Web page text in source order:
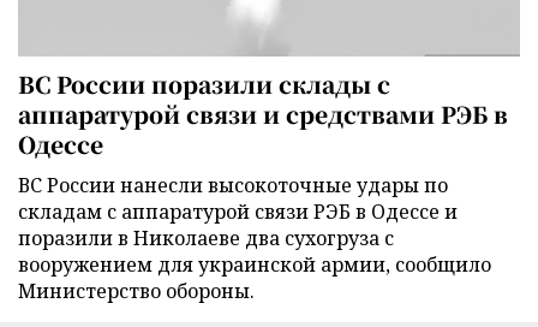
ВС России поразили склады с
аппаратурой связи и средствами РЭБ в
Одессе
ВС России нанесли высокоточные удары по
складам с аппаратурой связи РЭБ в Одессе и
поразили в Николаеве два сухогруза с
вооружением для украинской армии, сообщило
Министерство обороны.